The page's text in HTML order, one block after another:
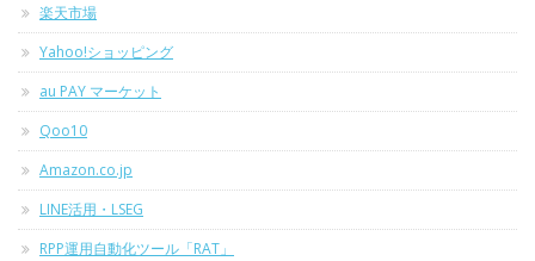
楽天市場
Yahoo!ショッピング
au PAY マーケット
Qoo10
Amazon.co.jp
LINE活用・LSEG
RPP運用自動化ツール「RAT」